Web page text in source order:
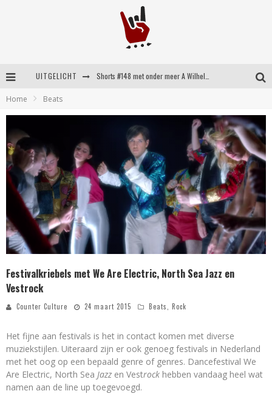
UITGELICHT
Shorts #149 met onder meer No Cure, Eva Under Fire, The Hu en Sleeping With Sirens
Home Beats
Festivalkriebels met We Are Electric, North Sea Jazz en
Vestrock
Counter Culture 24 maart 2015 Beats, Rock
Het fijne aan festivals is het in contact komen met diverse
muziekstijlen. Uiteraard zijn er ook genoeg festivals in Nederland
met het oog op een bepaald genre of genres. Dancefestival We
Are Electric, North Sea Jazz en Vestrock hebben vandaag heel wat
namen aan de line up toegevoegd.